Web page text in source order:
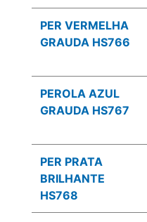
PER VERMELHA
GRAUDA HS766
PEROLA AZUL
GRAUDA HS767
PER PRATA
BRILHANTE
HS768